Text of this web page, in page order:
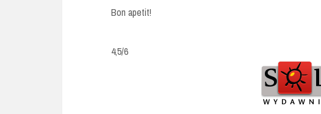
Bon apetit!
4,5/6